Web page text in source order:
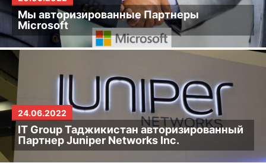
Мы авторизированные Партнеры
Microsoft
24.06.2022
IT Group Таджикистан авторизированный
Партнер Juniper Networks Inc.